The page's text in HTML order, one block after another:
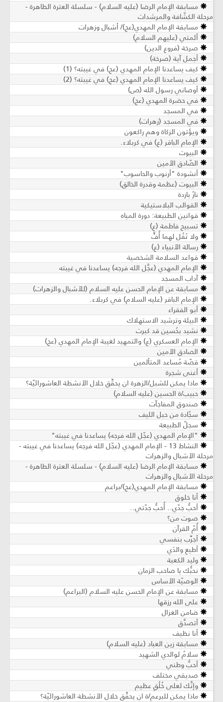
مسابقة الإمام الرضا (عليه السلام) - سلسلة العترة الطاهرة -
مرحلة الكشّافة والمرشدات
مسابقة الإمام المهدي(عج)/ أشبال وزهرات
أئمتي (عليهم السلام)
صرخة (فروع الدين)
أجمل آية (صرخة)
كيف يساعدنا الإمام المهدي (عج) في غيبته؟ (1)
كيف يساعدنا الإمام المهدي (عج) في غيبته؟ (2)
أوصاني رسول الله (ص)
في حضرة المهدي (عج)
في المسجد
في المسجد (زهرات)
ويؤتون الزكاة وهم راكعون
الإمام الباقر (ع) في كربلاء.
البيوت
الصّادق الأمين
أنشودة "أرنوب والحاسوب"
البيوت (عظمة وقدرة الخالق)
نارٌ باردة
القوالب البلاستيكية
قوانين الطبيعة: دورة المياه
تسبيح فاطمة (ع)
ولا تَقُل لهما أُفٍّ
رسالة الأنبياء (ع)
قواعد السلامة الشخصية
الإمام المهدي (عجَّل الله فرجه) يساعدنا في غيبته
آداب المسجد
مسابقة عن الإمام الحسن عليه السلام (للأشبال والزهرات)
الإمام الباقر (عليه السلام) في كربلاء.
أبو الفقراء
البيئة وترشيد الاستهلاك
نشيد بحُسين قد كبرت
الإمام العسكري (ع) والتمهيد لغيبة الإمام المهدي (عج)
الصادق الأمين
قصّة مُساعد المتألمين
أغنى شجرة
ماذا يمكن للشبل/الزهرة ان يحقِّق خلال الأنشطة العاشورائيّة؟
حبيب/ة الحسين (عليه السلام)
صندوق المفاجآت
سجّادة من حبل الليف
سجلّ الطبيعة
"الإمام المهدي (عجّل الله فرجه) يساعدنا في غيبته"
النشاط 13 - الإمام المهدي (عجّل الله فرجه) يساعدنا في غيبته -
مرحلة الأشبال والزهرات
مسابقة الإمام الرضا (عليه السلام) - سلسلة العترة الطاهرة -
مرحلة الأشبال والزهرات
مسابقة الإمام المهدي(عج)/براعم
أنا خلوق
أحبُّ جدّي.. أُحبُّ جدّتي..
صوت من؟
أُمّ القرآن
أجرِّب بنفسي
أطيع والدَي
وليد الكعبة
نحبُّك يا صاحب الزمان
الوصيّة الأساس
مسابقة عن الإمام الحسن عليه السلام (البراعم)
على الله رزقها
ضامن الغزال
أتصدَّق
أنا نظيف
مسابقة زين العباد (عليه السلام)
سلامٌ لوالدي الشهيد
أحبُّ وطني
صديقي مختلف
وإنَّك لعلى خُلُقٍ عظيم
ماذا يمكن للبرعم/ة ان يحقِّق خلال الأنشطة العاشورائيّة؟